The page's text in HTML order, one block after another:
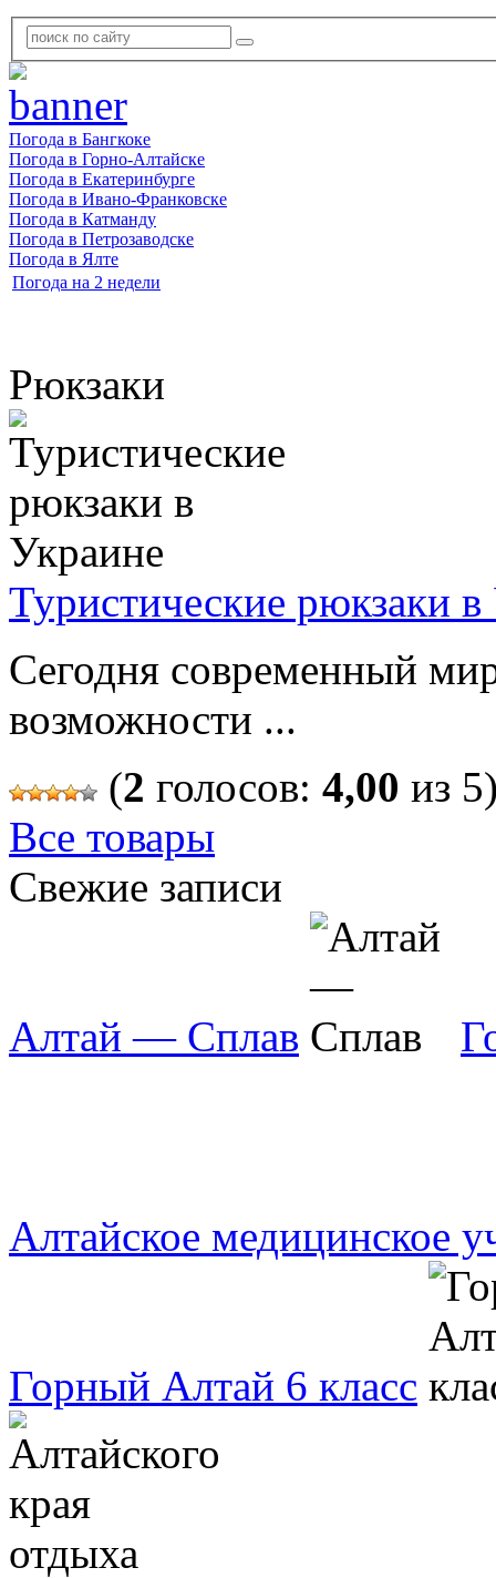
Погода в Бангкоке
Погода в Горно-Алтайске
Погода в Екатеринбурге
Погода в Ивано-Франковске
Погода в Катманду
Погода в Петрозаводске
Погода в Ялте
Погода на 2 недели
Рюкзаки
Туристические рюкзаки
Сегодня современный
возможности ...
(2 голосов: 4,00 из
Все товары
Свежие записи
Алтай — Сплав
Алтайское медицинское
Горный Алтай 6 класс